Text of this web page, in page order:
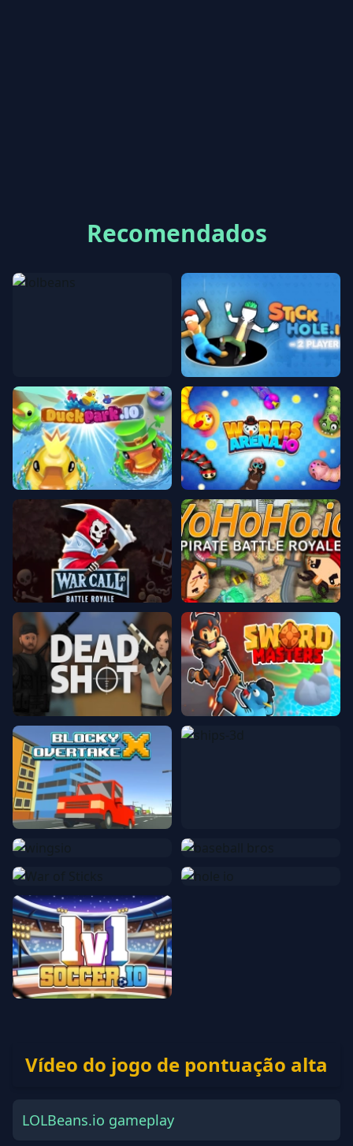
Recomendados
Vídeo do jogo de pontuação alta
LOLBeans.io gameplay